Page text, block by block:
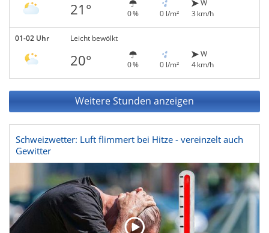
21° 0 % 0 l/m²
W
3 km/h
01-02 Uhr Leicht bewölkt
20° 0 % 0 l/m²
W
4 km/h
Weitere Stunden anzeigen
Schweizwetter: Luft flimmert bei Hitze - vereinzelt auch
Gewitter